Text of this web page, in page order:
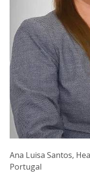
Ana Luisa Santos,
Portugal